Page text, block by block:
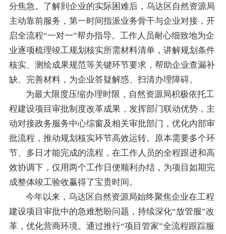
分焦急。了解到企业的实际困难后，乌达区自然资源局
主动靠前服务，第一时间指派业务骨干与企业对接，开
启全流程“一对一”帮办指导。工作人员耐心细致地为企
业逐项梳理竣工规划核实所需材料清单，讲解规划条件
核实、测绘成果规范等关键环节要求，帮助企业查漏补
缺、完善材料，为企业答疑解惑、扫清办理障碍。
为最大限度压缩办理时限，自然资源局积极依托工
程建设项目审批制度改革成果，发挥部门联动优势，主
动对接政务服务中心综窗及相关审批部门，优化内部审
批流程，推动规划核实环节高效运转。原本需要多个环
节、多日才能完成的流程，在工作人员的全程跟进和高
效协调下，仅用两个工作日便顺利办结，为项目如期完
成整体竣工验收赢得了宝贵时间。
今年以来，乌达区自然资源局始终聚焦企业在工程
建设项目审批中的急难愁盼问题，持续深化“放管服”改
革，优化营商环境。通过推行“项目管家”全流程跟踪服